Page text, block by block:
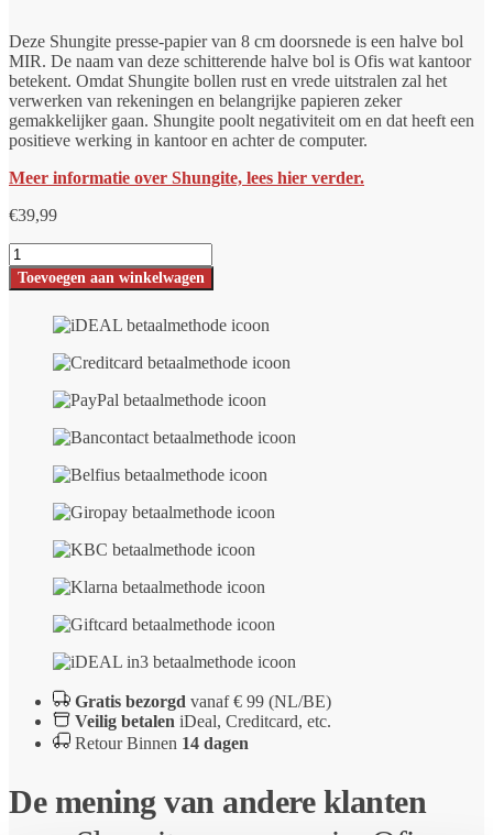
Deze Shungite presse-papier van 8 cm doorsnede is een halve bol
MIR. De naam van deze schitterende halve bol is Ofis wat kantoor
betekent. Omdat Shungite bollen rust en vrede uitstralen zal het
verwerken van rekeningen en belangrijke papieren zeker
gemakkelijker gaan. Shungite poolt negativiteit om en dat heeft een
positieve werking in kantoor en achter de computer.
Meer informatie over Shungite, lees hier verder.
€39,99
Shungite
presse-
papier
Toevoegen aan winkelwagen
Gratis bezorgd vanaf € 99 (NL/BE)
Veilig betalen iDeal, Creditcard, etc.
Retour Binnen 14 dagen
De mening van andere klanten